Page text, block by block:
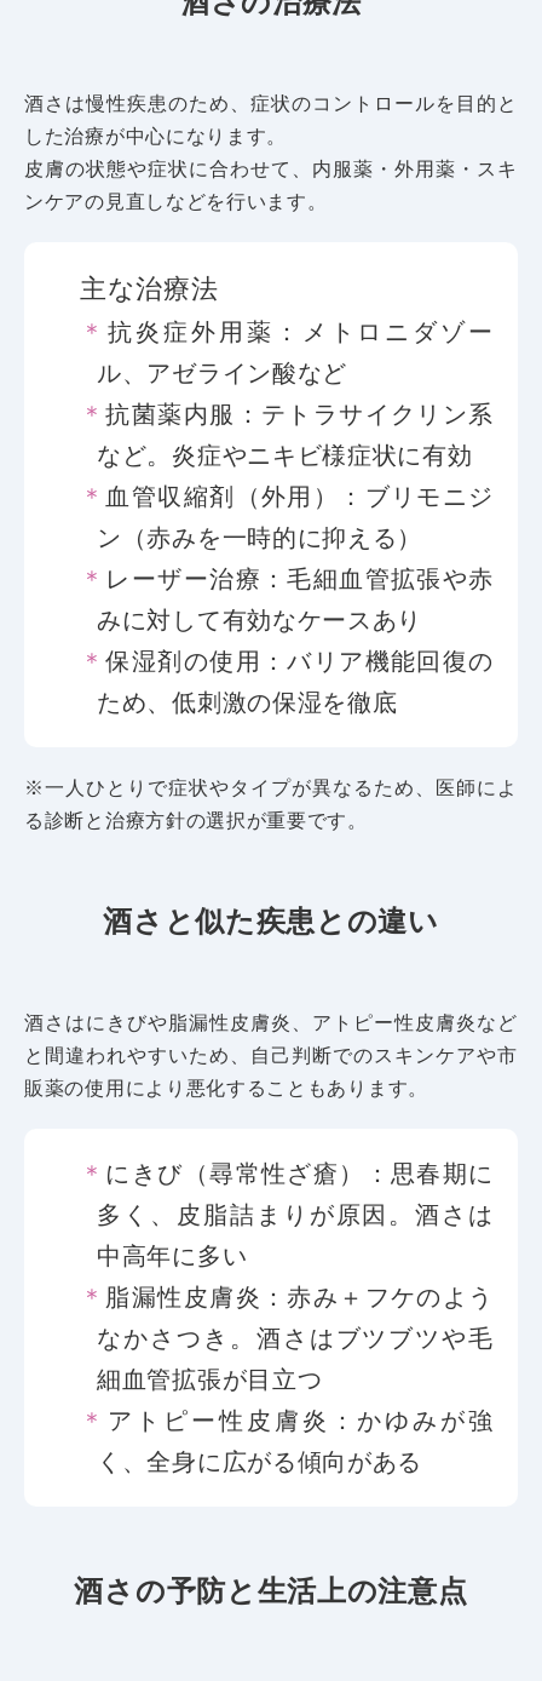
酒さは慢性疾患のため、症状のコントロールを目的と
した治療が中心になります。
皮膚の状態や症状に合わせて、内服薬・外用薬・スキ
ンケアの見直しなどを行います。
主な治療法
抗炎症外用薬：メトロニダゾー
ル、アゼライン酸など
抗菌薬内服：テトラサイクリン系
など。炎症やニキビ様症状に有効
血管収縮剤（外用）：ブリモニジ
ン（赤みを一時的に抑える）
レーザー治療：毛細血管拡張や赤
みに対して有効なケースあり
保湿剤の使用：バリア機能回復の
ため、低刺激の保湿を徹底
※一人ひとりで症状やタイプが異なるため、医師によ
る診断と治療方針の選択が重要です。
酒さと似た疾患との違い
酒さはにきびや脂漏性皮膚炎、アトピー性皮膚炎など
と間違われやすいため、自己判断でのスキンケアや市
販薬の使用により悪化することもあります。
にきび（尋常性ざ瘡）：思春期に
多く、皮脂詰まりが原因。酒さは
中高年に多い
脂漏性皮膚炎：赤み＋フケのよう
なかさつき。酒さはブツブツや毛
細血管拡張が目立つ
アトピー性皮膚炎：かゆみが強
く、全身に広がる傾向がある
酒さの予防と生活上の注意点